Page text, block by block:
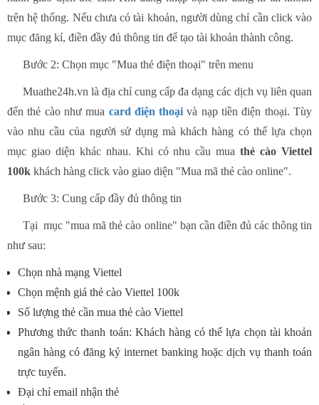
trên hệ thống. Nếu chưa có tài khoản, người dùng chỉ cần click vào
mục đăng kí, điền đầy đủ thông tin để tạo tài khoản thành công.
Bước 2: Chọn mục "Mua thẻ điện thoại" trên menu
Muathe24h.vn là địa chỉ cung cấp đa dạng các dịch vụ liên quan
đến thẻ cào như mua card điện thoại và nạp tiền điện thoại. Tùy
vào nhu cầu của người sử dụng mà khách hàng có thể lựa chọn
mục giao diện khác nhau. Khi có nhu cầu mua thẻ cào Viettel
100k khách hàng click vào giao diện "Mua mã thẻ cào online".
Bước 3: Cung cấp đầy đủ thông tin
Tại mục "mua mã thẻ cào online" bạn cần điền đủ các thông tin
như sau:
Chọn nhà mạng Viettel
Chọn mệnh giá thẻ cào Viettel 100k
Số lượng thẻ cần mua thẻ cào Viettel
Phương thức thanh toán: Khách hàng có thể lựa chọn tài khoản
ngân hàng có đăng ký internet banking hoặc dịch vụ thanh toán
trực tuyến.
Đại chỉ email nhận thẻ